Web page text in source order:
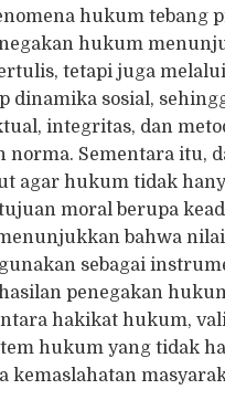
hukum tebang
hukum
tetapi juga
dinamika sosial,
integritas, dan
norma. Sementara itu,
agar hukum tidak
moral berupa
bahwa
sebagai
penegakan
hakikat hukum,
hukum yang tidak
kemaslahatan